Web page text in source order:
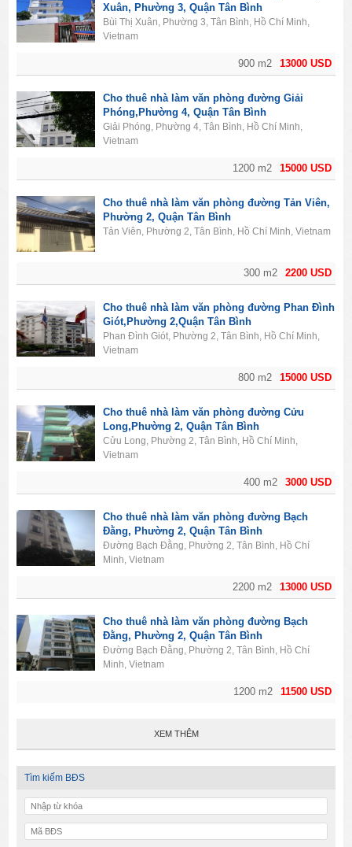
13000 USD
900 m2
Xuân, Phường 3, Quận Tân Bình
Bùi Thị Xuân, Phường 3, Tân Bình, Hồ Chí Minh,
Vietnam
15000 USD
1200 m2
Cho thuê nhà làm văn phòng đường Giải
Phóng,Phường 4, Quận Tân Bình
Giải Phóng, Phường 4, Tân Bình, Hồ Chí Minh,
Vietnam
2200 USD
300 m2
Cho thuê nhà làm văn phòng đường Tản Viên,
Phường 2, Quận Tân Bình
Tản Viên, Phường 2, Tân Bình, Hồ Chí Minh, Vietnam
15000 USD
800 m2
Cho thuê nhà làm văn phòng đường Phan Đình
Giót,Phường 2,Quận Tân Bình
Phan Đình Giót, Phường 2, Tân Bình, Hồ Chí Minh,
Vietnam
3000 USD
400 m2
Cho thuê nhà làm văn phòng đường Cửu
Long,Phường 2, Quận Tân Bình
Cửu Long, Phường 2, Tân Bình, Hồ Chí Minh,
Vietnam
13000 USD
2200 m2
Cho thuê nhà làm văn phòng đường Bạch
Đằng, Phường 2, Quận Tân Bình
Đường Bạch Đằng, Phường 2, Tân Bình, Hồ Chí
Minh, Vietnam
11500 USD
1200 m2
Cho thuê nhà làm văn phòng đường Bạch
Đằng, Phường 2, Quận Tân Bình
Đường Bạch Đằng, Phường 2, Tân Bình, Hồ Chí
Minh, Vietnam
XEM THÊM
Tìm kiếm BĐS